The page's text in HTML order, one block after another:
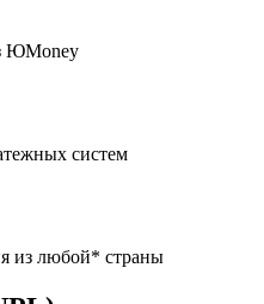
ЮMoney
систем
из любой* страны